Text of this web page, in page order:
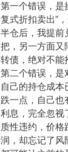
第一个错误，是
复式折扣卖出”
半仓后，我提前
把，另一方面又
转债，绝对不能
第二个错误，是
自己的持仓成
跌一点，自己
利息，完全忽视
质性违约，价
润，却忘记了风